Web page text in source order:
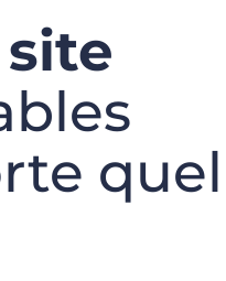
quel